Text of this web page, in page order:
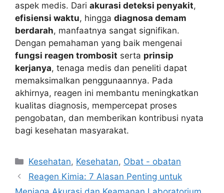
aspek medis. Dari akurasi deteksi penyakit,
efisiensi waktu, hingga diagnosa demam
berdarah, manfaatnya sangat signifikan.
Dengan pemahaman yang baik mengenai
fungsi reagen trombosit serta prinsip
kerjanya, tenaga medis dan peneliti dapat
memaksimalkan penggunaannya. Pada
akhirnya, reagen ini membantu meningkatkan
kualitas diagnosis, mempercepat proses
pengobatan, dan memberikan kontribusi nyata
bagi kesehatan masyarakat.
Categories
Kesehatan, Kesehatan, Obat - obatan
Reagen Kimia: 7 Alasan Penting untuk